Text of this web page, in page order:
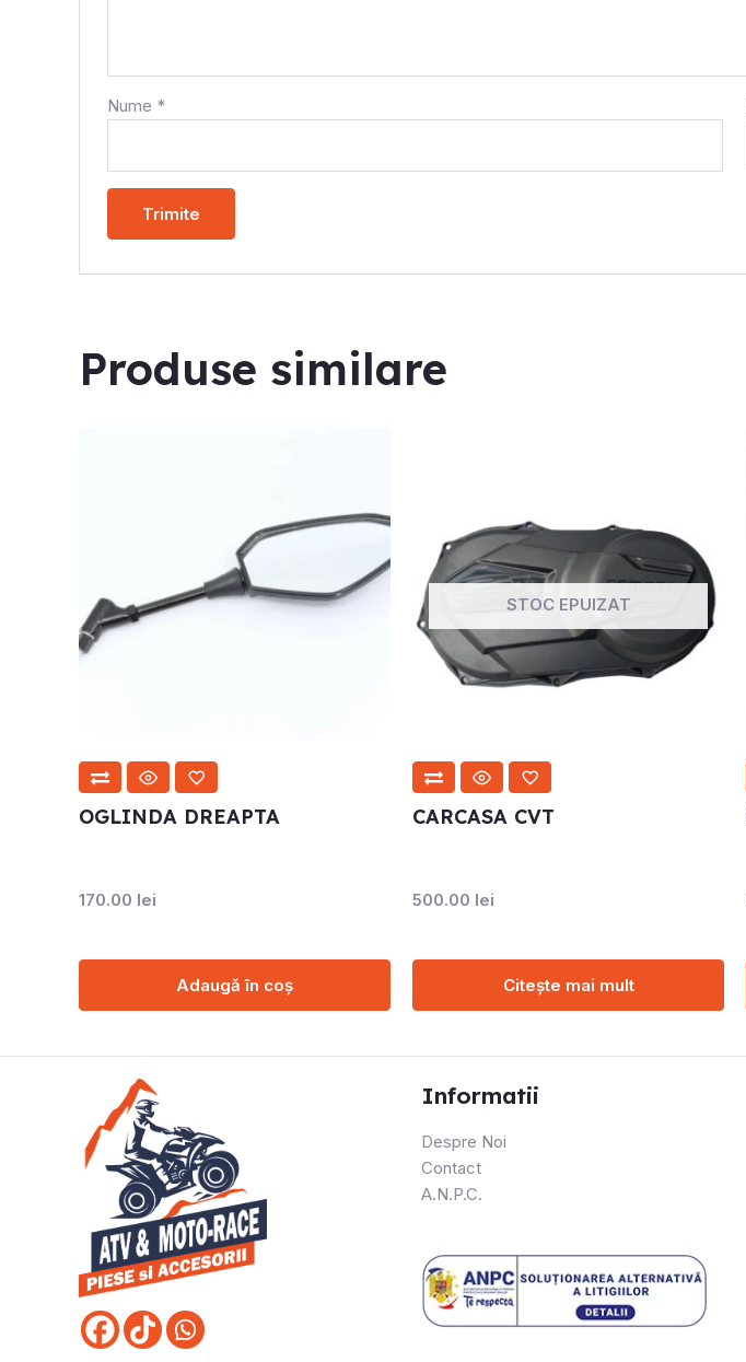
Nume *
Produse similare
OGLINDA DREAPTA
170.00 lei
Adaugă în coș
STOC EPUIZAT
CARCASA CVT
500.00 lei
Citește mai mult
Informatii
Despre Noi
Contact
A.N.P.C.